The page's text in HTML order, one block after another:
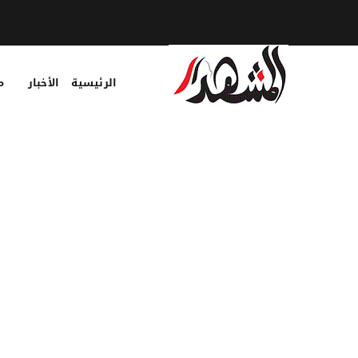
الرئيسية الأخبار